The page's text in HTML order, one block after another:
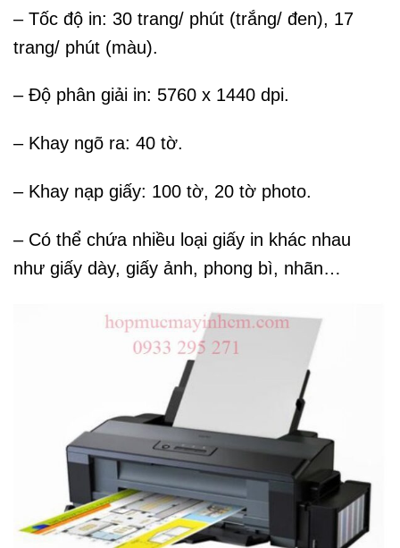
– Tốc độ in: 30 trang/ phút (trắng/ đen), 17
trang/ phút (màu).
– Độ phân giải in: 5760 x 1440 dpi.
– Khay ngõ ra: 40 tờ.
– Khay nạp giấy: 100 tờ, 20 tờ photo.
– Có thể chứa nhiều loại giấy in khác nhau
như giấy dày, giấy ảnh, phong bì, nhãn…